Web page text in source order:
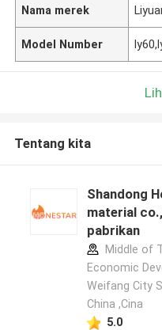
Nama merek
Model Number
Tentang kita
Shandong
material
pabrikan
Middle of
Economic
Weifang City
China ,Cina
5.0